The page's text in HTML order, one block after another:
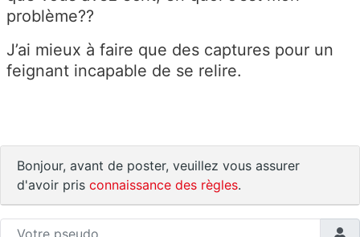
problème??
J’ai mieux à faire que des captures pour un
feignant incapable de se relire.
Bonjour, avant de poster, veuillez vous assurer
d'avoir pris connaissance des règles.